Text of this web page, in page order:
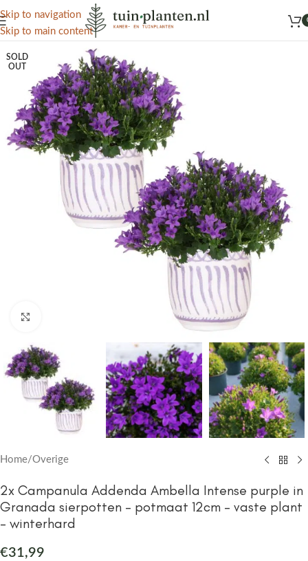
Skip to navigation
Skip to main content
Het grootste aanbod kamer- en tuinplanten
SOLD
OUT
Home/Overige
2x Campanula Addenda Ambella Intense purple in
Granada sierpotten – potmaat 12cm – vaste plant
– winterhard
€31,99